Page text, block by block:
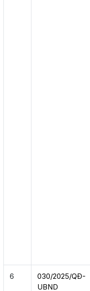
6
030/2025/QÐ-
UBND